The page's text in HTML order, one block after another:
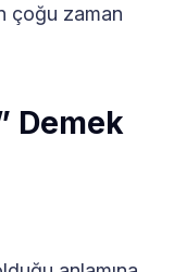
çoğu zaman
Demek